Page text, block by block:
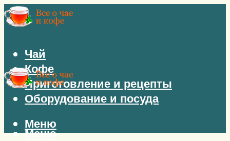
Чай
Кофе
Приготовление и рецепты
Оборудование и посуда
Меню
Меню